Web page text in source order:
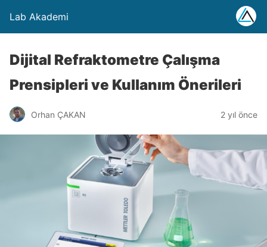
Lab Akademi
Dijital Refraktometre Çalışma
Prensipleri ve Kullanım Önerileri
Orhan ÇAKAN 2 yıl önce